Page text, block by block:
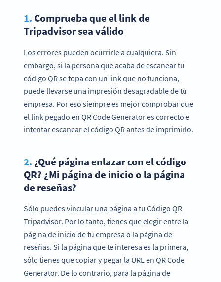
1. Comprueba que el link de
Tripadvisor sea válido
Los errores pueden ocurrirle a cualquiera. Sin
embargo, si la persona que acaba de escanear tu
código QR se topa con un link que no funciona,
puede llevarse una impresión desagradable de tu
empresa. Por eso siempre es mejor comprobar que
el link pegado en QR Code Generator es correcto e
intentar escanear el código QR antes de imprimirlo.
2. ¿Qué página enlazar con el código
QR? ¿Mi página de inicio o la página
de reseñas?
Sólo puedes vincular una página a tu Código QR
Tripadvisor. Por lo tanto, tienes que elegir entre la
página de inicio de tu empresa o la página de
reseñas. Si la página que te interesa es la primera,
sólo tienes que copiar y pegar la URL en QR Code
Generator. De lo contrario, para la página de
¿Quieres mejorar tu forma de recopilar
reseñas en Tripadvisor?
¡Crea ahora tu Código QR Tripadvisor personalizado!
REGÍSTRATE YA